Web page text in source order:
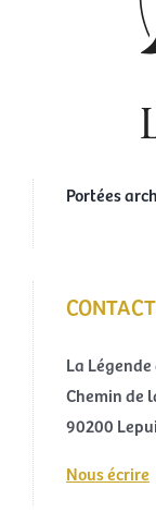
Portées
CONTACT
La
Chemin de
90200
Nous écrire